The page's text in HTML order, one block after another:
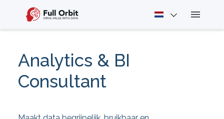
Analytics & BI
Consultant